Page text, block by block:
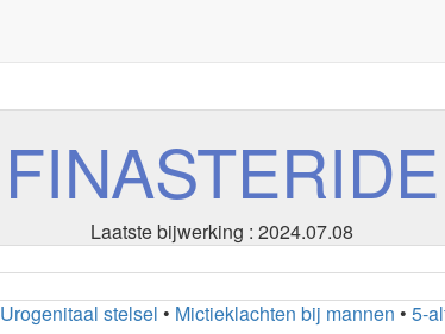
FINASTERIDE
Laatste bijwerking : 2024.07.08
Urogenitaal stelsel • Mictieklachten bij mannen •5-